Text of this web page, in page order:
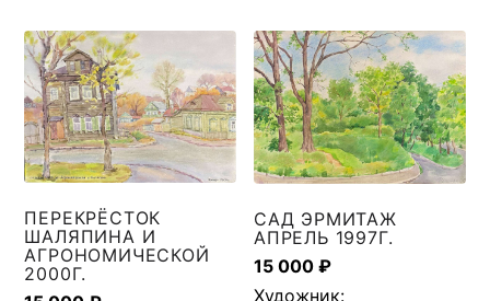
ПЕРЕКРЁСТОК
ШАЛЯПИНА И
АГРОНОМИЧЕСКОЙ
2000Г.
САД ЭРМИТАЖ
АПРЕЛЬ 1997Г.
15 000₽
Художник: